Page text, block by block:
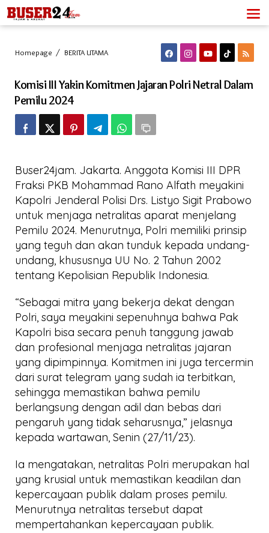
Lewati
ke
konten
Homepage / BERITA UTAMAKomisi
Komitmen
Netral
Dalam
Pemilu
Komisi III Yakin Komitmen Jajaran Polri Netral Dalam
Pemilu 2024
Buser24jam. Jakarta. Anggota Komisi III DPR
Fraksi PKB Mohammad Rano Alfath meyakini
Kapolri Jenderal Polisi Drs. Listyo Sigit Prabowo
untuk menjaga netralitas aparat menjelang
Pemilu 2024. Menurutnya, Polri memiliki prinsip
yang teguh dan akan tunduk kepada undang-
undang, khususnya UU No. 2 Tahun 2002
tentang Kepolisian Republik Indonesia.
“Sebagai mitra yang bekerja dekat dengan
Polri, saya meyakini sepenuhnya bahwa Pak
Kapolri bisa secara penuh tanggung jawab
dan profesional menjaga netralitas jajaran
yang dipimpinnya. Komitmen ini juga tercermin
dari surat telegram yang sudah ia terbitkan,
sehingga memastikan bahwa pemilu
berlangsung dengan adil dan bebas dari
pengaruh yang tidak seharusnya,” jelasnya
kepada wartawan, Senin (27/11/23).
Ia mengatakan, netralitas Polri merupakan hal
yang krusial untuk memastikan keadilan dan
kepercayaan publik dalam proses pemilu.
Menurutnya netralitas tersebut dapat
mempertahankan kepercayaan publik.